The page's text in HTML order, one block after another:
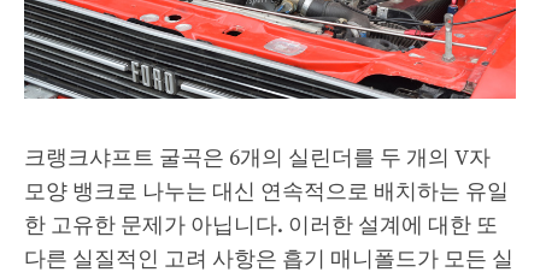
크랭크샤프트 굴곡은 6개의 실린더를 두 개의 V자
모양 뱅크로 나누는 대신 연속적으로 배치하는 유일
한 고유한 문제가 아닙니다. 이러한 설계에 대한 또
다른 실질적인 고려 사항은 흡기 매니폴드가 모든 실